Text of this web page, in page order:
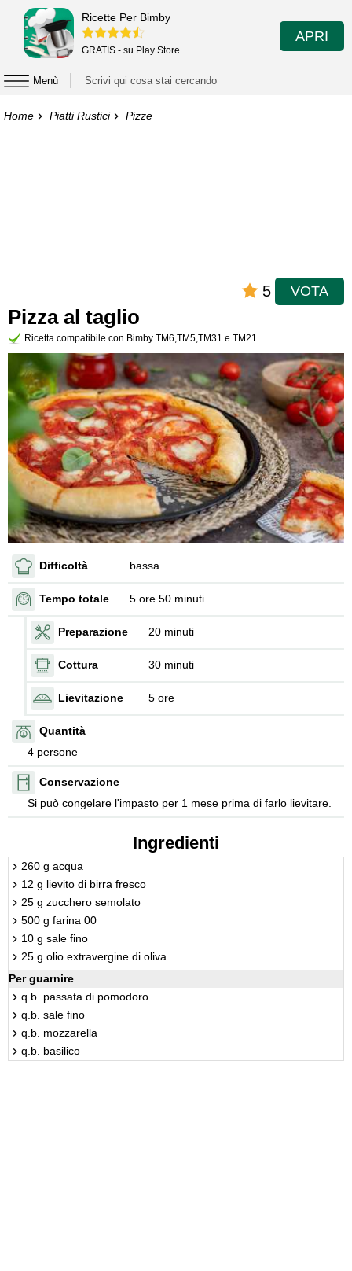
Ricette Per Bimby
GRATIS - su Play Store
APRI
Menù
Home Piatti Rustici Pizze
5 VOTA
Pizza al taglio
Ricetta compatibile con Bimby TM6,TM5,TM31 e TM21
Difficoltà bassa
Tempo totale 5 ore 50 minuti
Preparazione 20 minuti
Cottura 30 minuti
Lievitazione 5 ore
Quantità
4 persone
Conservazione
Si può congelare l'impasto per 1 mese prima di farlo lievitare.
Ingredienti
260 g acqua
12 g lievito di birra fresco
25 g zucchero semolato
500 g farina 00
10 g sale fino
25 g olio extravergine di oliva
Per guarnire
q.b. passata di pomodoro
q.b. sale fino
q.b. mozzarella
q.b. basilico